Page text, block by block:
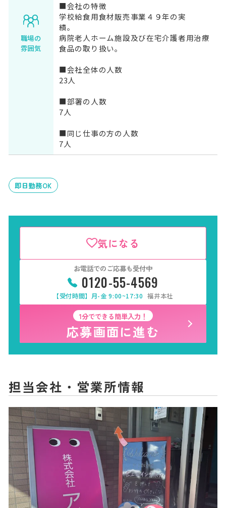
職場の
雰囲気
■会社の特徴
学校給食用食材販売事業４９年の実
績。
病院老人ホーム施設及び在宅介護者用治療
食品の取り扱い。
■会社全体の人数
23人
■部署の人数
7人
■同じ仕事の方の人数
7人
即日勤務OK
気になる
お電話でのご応募も受付中
0120-55-4569
【受付時間】月-金 9:00~17:30 福井本社
1分でできる簡単入力！
応募画面に進む
担当会社・営業所情報